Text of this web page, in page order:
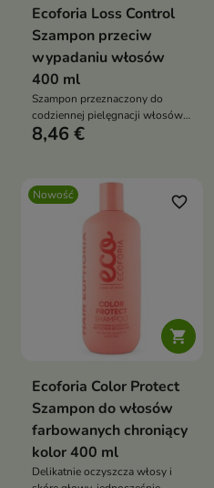
Ecoforia Loss Control
Szampon przeciw
wypadaniu włosów
400 ml
Szampon przeznaczony do
codziennej pielęgnacji włosów
osłabionych i skłonnych do
8,46 €
Nowość

favorite_border
Ecoforia Color Protect
Szampon do włosów
farbowanych chroniący
kolor 400 ml
Delikatnie oczyszcza włosy i